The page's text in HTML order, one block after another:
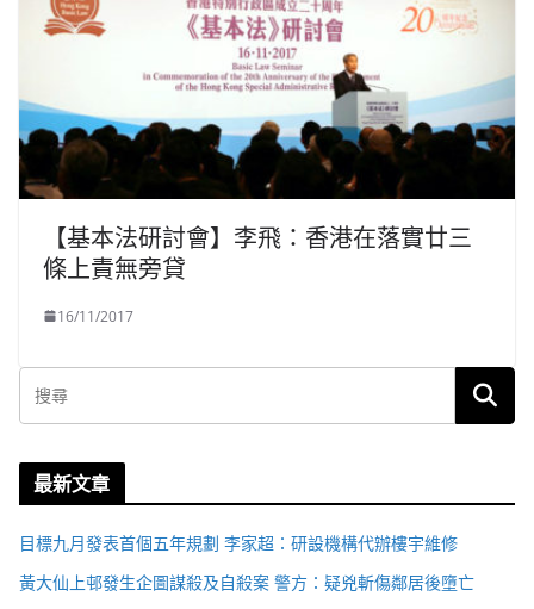
【基本法研討會】李飛：香港在落實廿三
條上責無旁貸
16/11/2017
最新文章
目標九月發表首個五年規劃 李家超：研設機構代辦樓宇維修
黃大仙上邨發生企圖謀殺及自殺案 警方：疑兇斬傷鄰居後墮亡